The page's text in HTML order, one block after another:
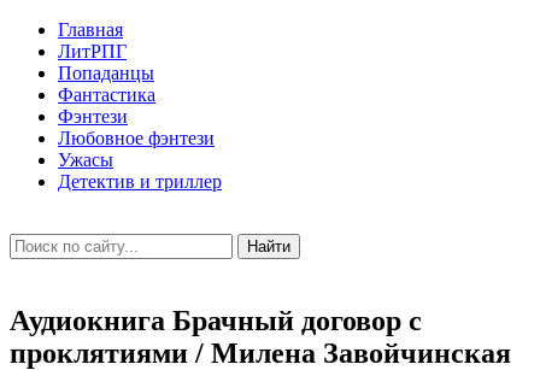
Главная
ЛитРПГ
Попаданцы
Фантастика
Фэнтези
Любовное фэнтези
Ужасы
Детектив и триллер
Найти
Аудиокнига Брачный договор с
проклятиями / Милена Завойчинская